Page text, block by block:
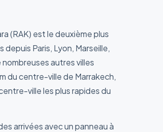
(RAK) est le deuxième plus
Paris, Lyon, Marseille,
autres villes
du centre-ville de Marrakech,
ville les plus rapides du
arrivées avec un panneau à